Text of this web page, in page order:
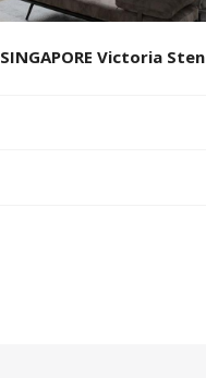
SINGAPORE Victoria